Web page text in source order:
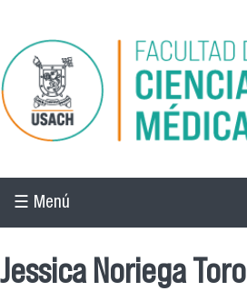
Pasar al contenido principal
☰ Menú
Jessica Noriega Toro